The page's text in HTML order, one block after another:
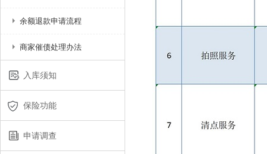
余额退款申请流程
商家催债处理办法
入库须知
保险功能
申请调查